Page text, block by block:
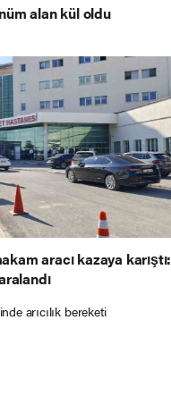
alan kül oldu
aracı kazaya karıştı: